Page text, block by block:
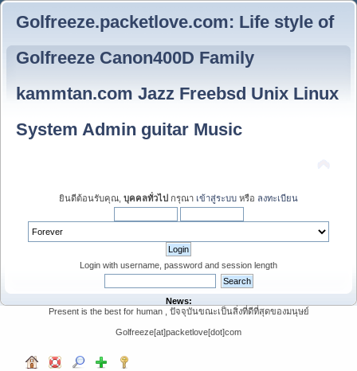
Golfreeze.packetlove.com: Life style of
Golfreeze Canon400D Family
kammtan.com Jazz Freebsd Unix Linux
System Admin guitar Music
ยินดีต้อนรับคุณ, บุคคลทั่วไป กรุณา เข้าสู่ระบบ หรือ ลงทะเบียน
Login with username, password and session length
News:
Present is the best for human , ปัจจุบันขณะเป็นสิ่งที่ดีที่สุดของมนุษย์
Golfreeze[at]packetlove[dot]com